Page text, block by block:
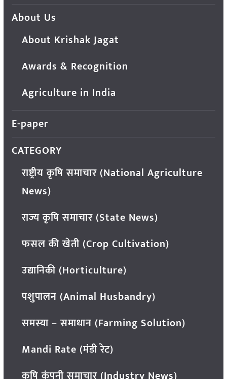
About Us
About Krishak Jagat
Awards & Recognition
Agriculture in India
E-paper
CATEGORY
राष्ट्रीय कृषि समाचार (National Agriculture
News)
राज्य कृषि समाचार (State News)
फसल की खेती (Crop Cultivation)
उद्यानिकी (Horticulture)
पशुपालन (Animal Husbandry)
समस्या – समाधान (Farming Solution)
Mandi Rate (मंडी रेट)